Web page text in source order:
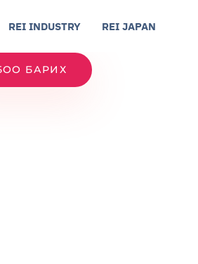
REI INDUSTRY REI JAPAN
БАРИХ